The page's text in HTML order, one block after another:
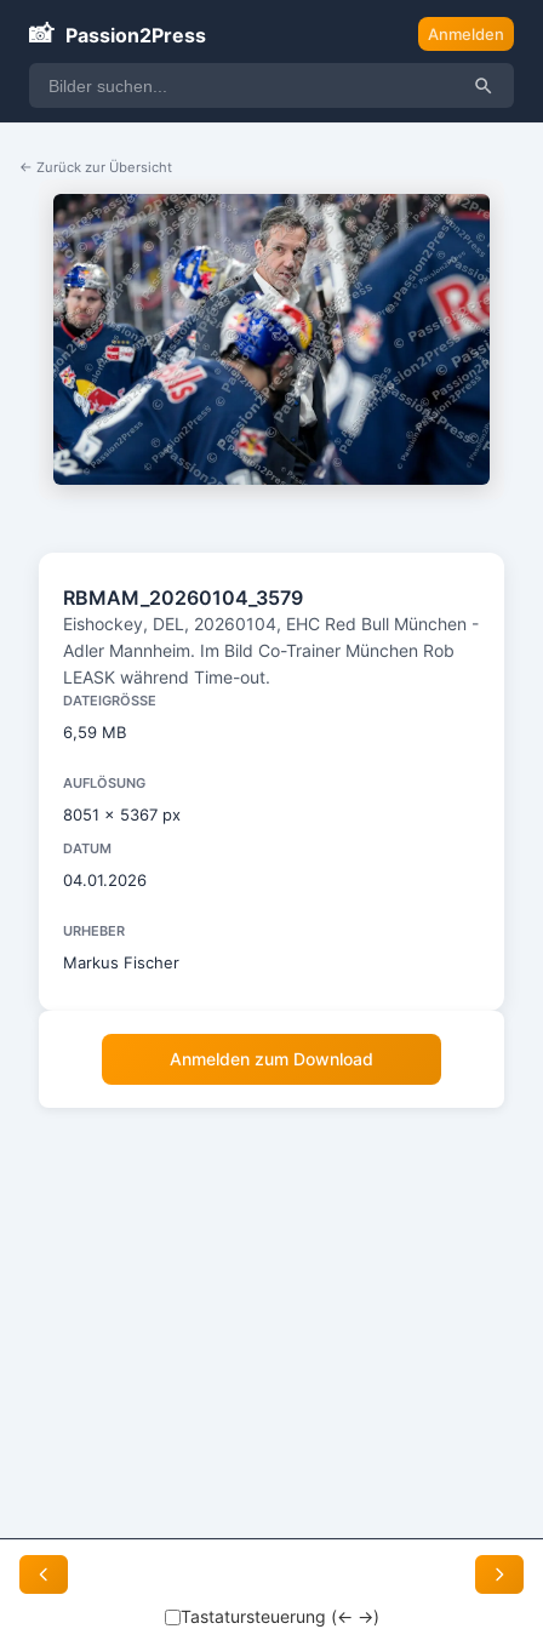
📸 Passion2Press Anmelden
← Zurück zur Übersicht
RBMAM_20260104_3579
Eishockey, DEL, 20260104, EHC Red Bull München -
Adler Mannheim. Im Bild Co-Trainer München Rob
LEASK während Time-out.
DATEIGRÖSSE
6,59 MB
AUFLÖSUNG
8051 x 5367 px
DATUM
04.01.2026
URHEBER
Markus Fischer
Anmelden zum Download
Tastatursteuerung (← →)
Impressum